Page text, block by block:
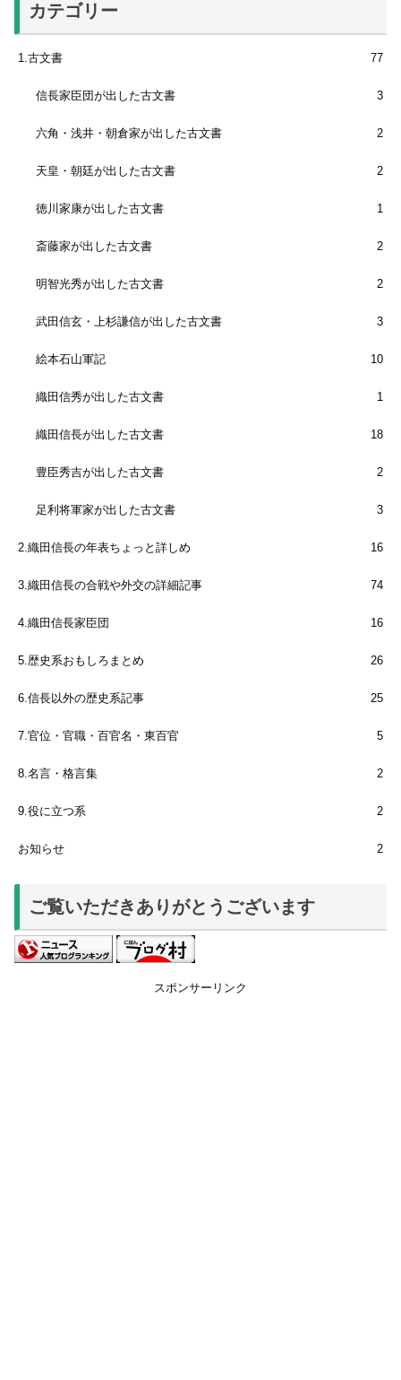
カテゴリー
1.古文書 77
信長家臣団が出した古文書 3
六角・浅井・朝倉家が出した古文書 2
天皇・朝廷が出した古文書 2
徳川家康が出した古文書 1
斎藤家が出した古文書 2
明智光秀が出した古文書 2
武田信玄・上杉謙信が出した古文書 3
絵本石山軍記 10
織田信秀が出した古文書 1
織田信長が出した古文書 18
豊臣秀吉が出した古文書 2
足利将軍家が出した古文書 3
2.織田信長の年表ちょっと詳しめ 16
3.織田信長の合戦や外交の詳細記事 74
4.織田信長家臣団 16
5.歴史系おもしろまとめ 26
6.信長以外の歴史系記事 25
7.官位・官職・百官名・東百官 5
8.名言・格言集 2
9.役に立つ系 2
お知らせ 2
ご覧いただきありがとうございます
スポンサーリンク